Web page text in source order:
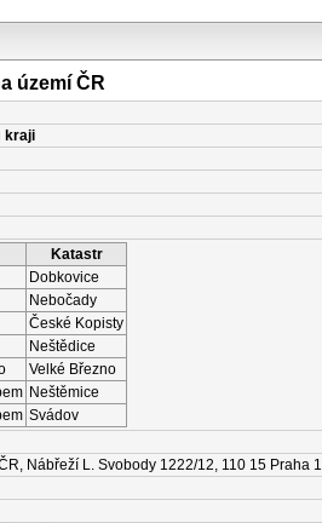
území ČR
kraji
Katastr
Dobkovice
Nebočady
České Kopisty
Neštědice
Velké Březno
Neštěmice
Svádov
Nábřeží L. Svobody 1222/12, 110 15 Praha 1